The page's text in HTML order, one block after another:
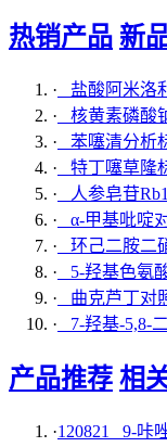
热销产品 新
· 盐酸阿米洛
· 核黄素磷酸
· 苯噻清分析
· 特丁噻草隆
· 人参皂苷
· α-甲基吡啶
· 环己二胺二
· 5-羟基色氨
· 曲克芦丁对
· 7-羟基-5,8-
产品推荐 相
·120821 9-咔